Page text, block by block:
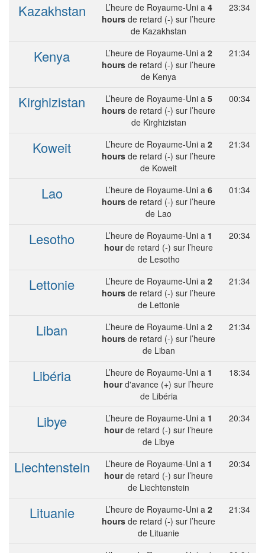
Kazakhstan L’heure de Royaume-Uni a 4
hours de retard (-) sur l’heure
de Kazakhstan
23:34
Kenya L’heure de Royaume-Uni a 2
hours de retard (-) sur l’heure
de Kenya
21:34
Kirghizistan L’heure de Royaume-Uni a 5
hours de retard (-) sur l’heure
de Kirghizistan
00:34
Koweit L’heure de Royaume-Uni a 2
hours de retard (-) sur l’heure
de Koweit
21:34
Lao L’heure de Royaume-Uni a 6
hours de retard (-) sur l’heure
de Lao
01:34
Lesotho L’heure de Royaume-Uni a 1
hourde retard (-) sur l’heure
de Lesotho
20:34
Lettonie L’heure de Royaume-Uni a 2
hours de retard (-) sur l’heure
de Lettonie
21:34
Liban L’heure de Royaume-Uni a 2
hours de retard (-) sur l’heure
de Liban
21:34
Libéria L’heure de Royaume-Uni a 1
hourd'avance (+) sur l’heure
de Libéria
18:34
Libye L’heure de Royaume-Uni a 1
hourde retard (-) sur l’heure
de Libye
20:34
Liechtenstein L’heure de Royaume-Uni a 1
hourde retard (-) sur l’heure
de Liechtenstein
20:34
Lituanie L’heure de Royaume-Uni a 2
hours de retard (-) sur l’heure
de Lituanie
21:34